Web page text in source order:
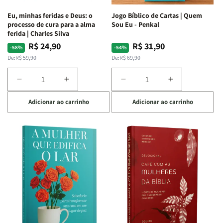
Espirituais
|
Estela
Espirituais
|
Eu, minhas feridas e Deus: o
processo de cura para a alma
ferida | Charles Silva
-58%
Preço
normal
De:R$ 59,90
Preço
promocional
R$ 24,90
Diminuir
a
quantidade
de
Eu,
minhas
feridas
e
Deus:
o
processo
de
cura
para
Aumentar
a
quantidade
de
Eu,
minhas
feridas
e
Deus:
o
processo
de
cura
para
Adicionar ao carrinho
Jogo Bíblico de Cartas | Quem
Sou Eu - Penkal
-54%
Preço
normal
De:R$ 69,90
Preço
promocional
R$ 31,90
Diminuir
a
quantidade
de
Jogo
Bíblico
de
Cartas
Quem
Sou
Eu
Penkal
Aumentar
a
quantidade
de
Jogo
Bíblico
Cartas
|
Quem
Sou
Eu
-
Penkal
Adicionar ao carrinho